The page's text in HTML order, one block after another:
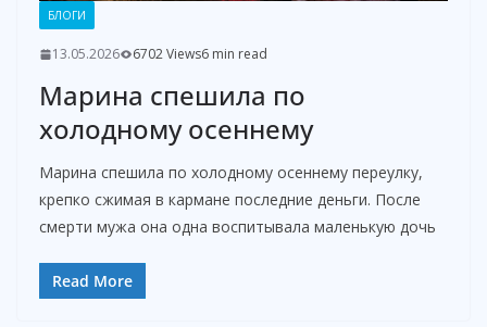
БЛОГИ
13.05.2026 6702 Views6 min read
Марина спешила по
холодному осеннему
Марина спешила по холодному осеннему переулку,
крепко сжимая в кармане последние деньги. После
смерти мужа она одна воспитывала маленькую дочь
Read More